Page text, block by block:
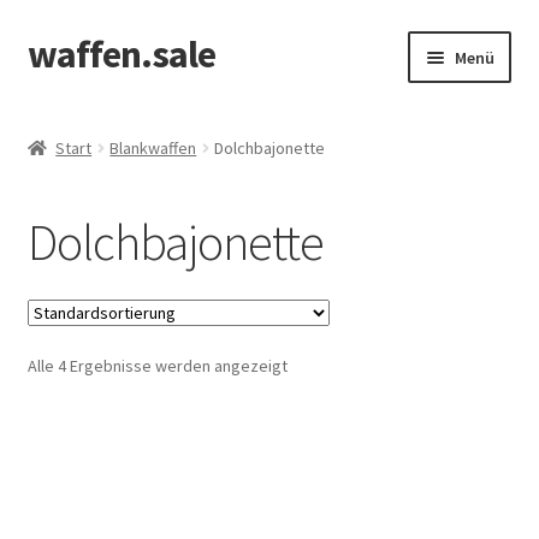
Zur
Navigation
Zum
Inhalt
waffen.sale Menü
Allgemeine Bedingungen
Cookie Policy (EU)
Edit Profile
Start Blankwaffen Dolchbajonette
Dolchbajonette
Alle 4 Ergebnisse werden angezeigt